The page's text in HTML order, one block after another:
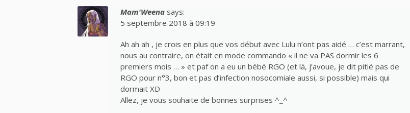
Mam'Weena says:
5 septembre 2018 à 09:19
Ah ah ah , je crois en plus que vos début avec Lulu n’ont pas aidé … c’est marrant,
nous au contraire, on était en mode commando « il ne va PAS dormir les 6
premiers mois … » et paf on a eu un bébé RGO (et là, j’avoue, je dit pitié pas de
RGO pour n°3, bon et pas d’infection nosocomiale aussi, si possible) mais qui
dormait XD
Allez, je vous souhaite de bonnes surprises ^_^